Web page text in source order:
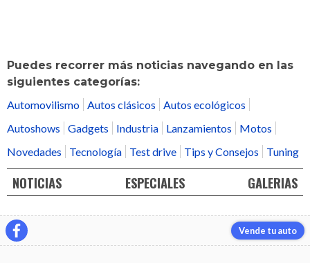
Puedes recorrer más noticias navegando en las
siguientes categorías:
Automovilismo Autos clásicos
Autos ecológicos
Autoshows
Gadgets Industria Lanzamientos
Motos
Novedades
Tecnología Test drive Tips y Consejos Tuning
NOTICIAS ESPECIALES GALERIAS
Vende tu auto